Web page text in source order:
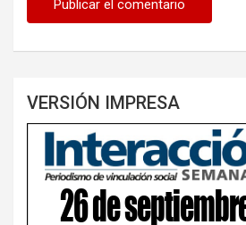
VERSIÓN IMPRESA